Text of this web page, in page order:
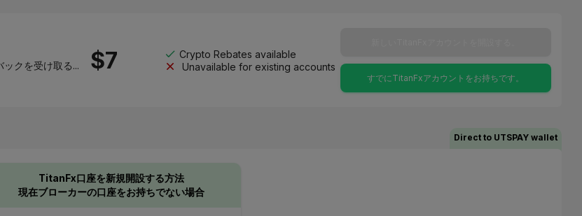
ックを受け取る...
$7
Crypto Rebates available
Unavailable for existing accounts
すでにTitanFxアカウントをお持ちです。
Direct to UTSPAY wallet
TitanFx口座を新規開設する方法
現在ブローカーの口座をお持ちでない場合